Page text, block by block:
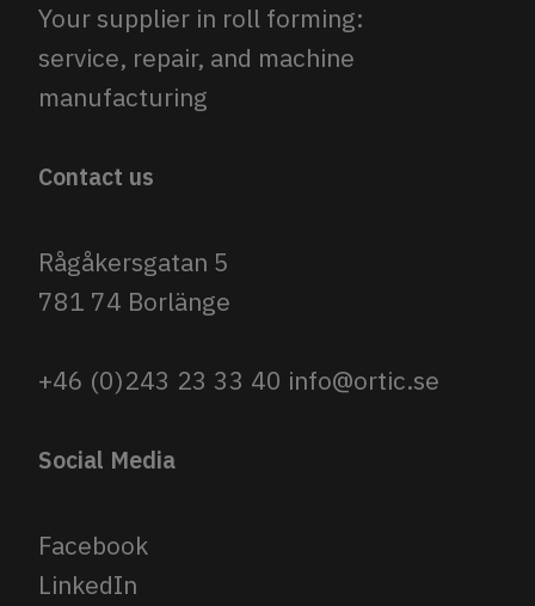
Your supplier in roll forming:
service, repair, and machine
manufacturing
Contact us
Rågåkersgatan 5
781 74 Borlänge
+46 (0)243 23 33 40 info@ortic.se
Social Media
Facebook
LinkedIn